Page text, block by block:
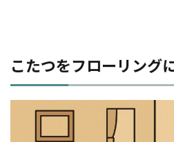
こたつをフローリング